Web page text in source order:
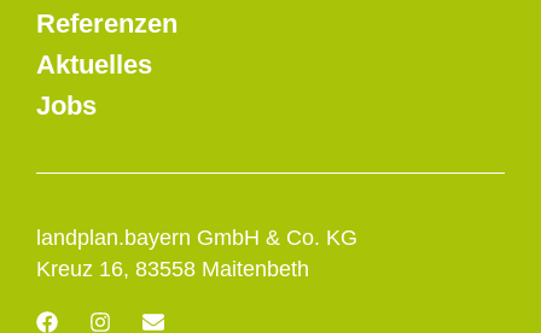
landplan.bayern GmbH & Co. KG
Kreuz 16, 83558 Maitenbeth
F
I
E
Referenzen
Aktuelles
Jobs